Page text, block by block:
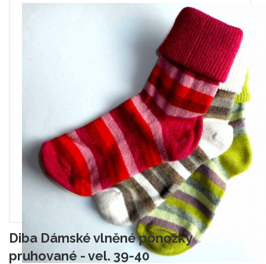
Diba Dámské vlněné ponožky
pruhované - vel. 39-40